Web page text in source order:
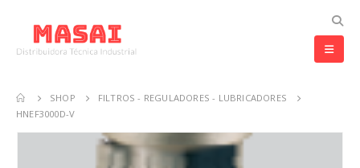
SHOP
FILTROS - REGULADORES - LUBRICADORES
HNEF3000D-V